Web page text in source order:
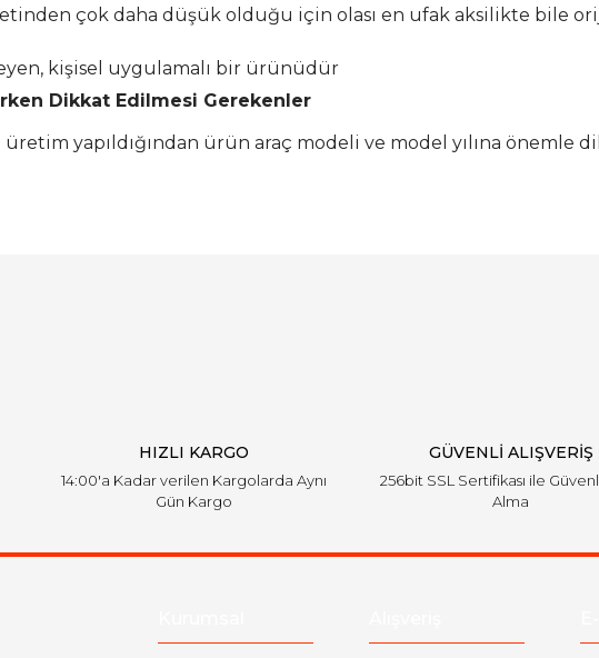
çok daha düşük olduğu için olası en ufak aksilikte bile
kişisel uygulamalı bir ürünüdür
Dikkat Edilmesi Gerekenler
üretim yapıldığından ürün araç modeli ve model yılına önemle
HIZLI KARGO
14:00'a Kadar verilen Kargolarda Aynı
Gün Kargo
GÜVENLİ ALIŞVERİŞ
256bit SSL Sertifikası ile
Alma